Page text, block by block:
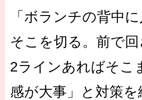
「ボランチの背中
そこを切る。前で
2ラインあればそこ
感が大事」と対策を